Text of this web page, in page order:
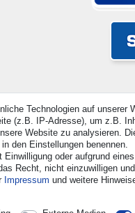
2026 | Alle Rechte vorbehalten. - Alle
Technologien auf unserer
(z.B. IP-Adresse), um z.B.
Website zu analysieren.
den Einstellungen benennen.
Einwilligung oder aufgrund
Recht, nicht einzuwilligen
Impressum und weitere